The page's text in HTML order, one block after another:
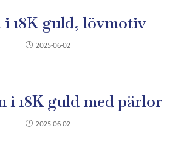
i 18K guld, lövmotiv
2025-06-02
i 18K guld med pärlor
2025-06-02